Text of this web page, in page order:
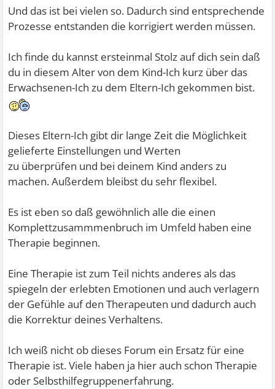
Und das ist bei vielen so. Dadurch sind entsprechende
Prozesse entstanden die korrigiert werden müssen.
Ich finde du kannst ersteinmal Stolz auf dich sein daß
du in diesem Alter von dem Kind-Ich kurz über das
Erwachsenen-Ich zu dem Eltern-Ich gekommen bist.
Dieses Eltern-Ich gibt dir lange Zeit die Möglichkeit
gelieferte Einstellungen und Werten
zu überprüfen und bei deinem Kind anders zu
machen. Außerdem bleibst du sehr flexibel.
Es ist eben so daß gewöhnlich alle die einen
Komplettzusammmenbruch im Umfeld haben eine
Therapie beginnen.
Eine Therapie ist zum Teil nichts anderes als das
spiegeln der erlebten Emotionen und auch verlagern
der Gefühle auf den Therapeuten und dadurch auch
die Korrektur deines Verhaltens.
Ich weiß nicht ob dieses Forum ein Ersatz für eine
Therapie ist. Viele haben ja hier auch schon Therapie
oder Selbsthilfegruppenerfahrung.